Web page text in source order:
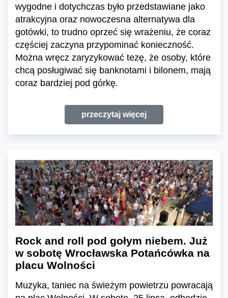
wygodne i dotychczas było przedstawiane jako
atrakcyjna oraz nowoczesna alternatywa dla
gotówki, to trudno oprzeć się wrażeniu, że coraz
częściej zaczyna przypominać konieczność.
Można wręcz zaryzykować tezę, że osoby, które
chcą posługiwać się banknotami i bilonem, mają
coraz bardziej pod górkę.
przeczytaj więcej
Rock and roll pod gołym niebem. Już
w sobotę Wrocławska Potańcówka na
placu Wolności
Muzyka, taniec na świeżym powietrzu powracają